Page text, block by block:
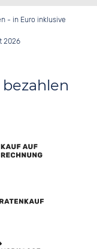
- in Euro inklusive
2026